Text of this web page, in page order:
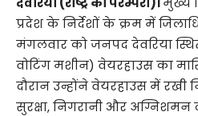
प्रदेश के निर्देशों के क्रम में
मंगलवार को जनपद देवरिया
वोटिंग मशीन) वेयरहाउस का
दौरान उन्होंने वेयरहाउस में रखी
सुरक्षा, निगरानी और अग्निशमन